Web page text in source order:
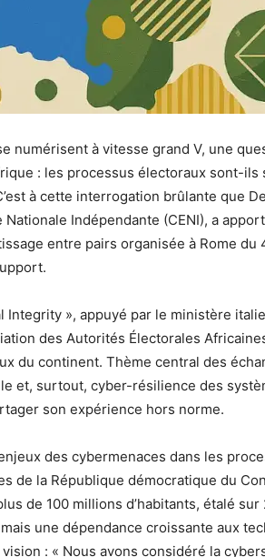
numérisent à vitesse grand V, une
: les processus électoraux sont-ils
à cette interrogation brûlante que
Indépendante (CENI), a
entre pairs organisée à Rome du
Integrity », appuyé par le ministère
des Autorités Électorales
du continent. Thème central des
et, surtout, cyber-résilience des
son expérience hors norme.
des cybermenaces dans les
de la République démocratique du
de 100 millions d’habitants, étalé
une dépendance croissante aux
: « Nous avons considéré la